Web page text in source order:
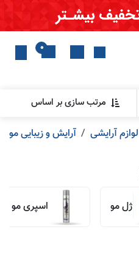
0
مرتب سازی بر اساس
لوازم آرایشی
آرایش و زیبایی مو
ژل مو اسپری مو